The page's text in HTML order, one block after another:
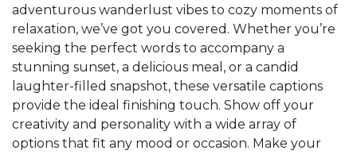
adventurous wanderlust vibes to cozy moments of
relaxation, we’ve got you covered. Whether you’re
seeking the perfect words to accompany a
stunning sunset, a delicious meal, or a candid
laughter-filled snapshot, these versatile captions
provide the ideal finishing touch. Show off your
creativity and personality with a wide array of
options that fit any mood or occasion. Make your